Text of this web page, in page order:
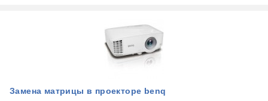
Замена матрицы в проекторе benq